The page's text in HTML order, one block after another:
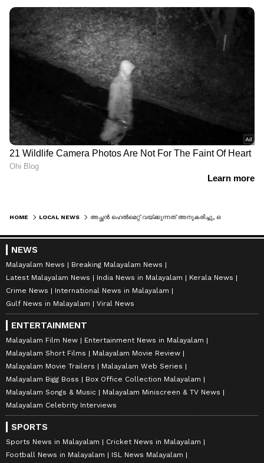
HOME LOCAL NEWS
NEWS
Malayalam News
Breaking Malayalam News
Latest Malayalam News
India News in Malayalam
Kerala News
Crime News
International News in Malayalam
Gulf News in Malayalam
Viral News
ENTERTAINMENT
Malayalam Film New
Entertainment News in Malayalam
Malayalam Short Films
Malayalam Movie Review
Malayalam Movie Trailers
Malayalam Web Series
Malayalam Bigg Boss
Box Office Collection Malayalam
Malayalam Songs & Music
Malayalam Miniscreen & TV News
Malayalam Celebrity Interviews
SPORTS
Sports News in Malayalam
Cricket News in Malayalam
Football News in Malayalam
ISL News Malayalam